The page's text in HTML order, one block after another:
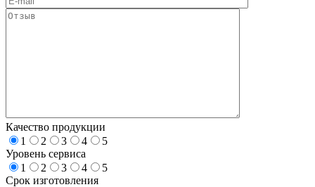
Качество продукции
1
2 3 4
5
Уровень сервиса
1
2 3 4
5
Срок изготовления